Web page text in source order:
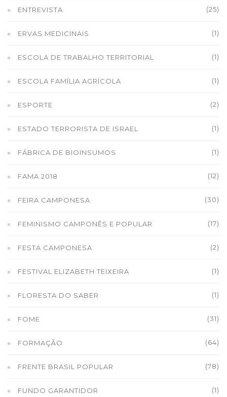
ENTREVISTA (25)
ERVAS MEDICINAIS (1)
ESCOLA DE TRABALHO TERRITORIAL (1)
ESCOLA FAMÍLIA AGRÍCOLA (1)
ESPORTE (2)
ESTADO TERRORISTA DE ISRAEL (1)
FÁBRICA DE BIOINSUMOS (1)
FAMA 2018 (12)
FEIRA CAMPONESA (30)
FEMINISMO CAMPONÊS E POPULAR (17)
FESTA CAMPONESA (2)
FESTIVAL ELIZABETH TEIXEIRA (1)
FLORESTA DO SABER (1)
FOME (31)
FORMAÇÃO (64)
FRENTE BRASIL POPULAR (78)
FUNDO GARANTIDOR (1)